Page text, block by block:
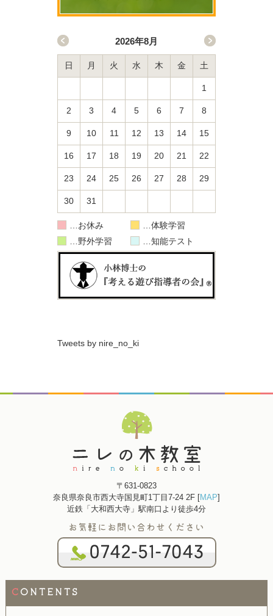
2026年8月
日 月 火 水 木 金 土
1
2 3 4 5 6 7 8
9 10 11 12 13 14 15
16 17 18 19 20 21 22
23 24 25 26 27 28 29
30 31
お休み
体験学習
野外学習
知能テスト
Tweets by nire_no_ki
〒631-0823
奈良県奈良市西大寺国見町1丁目7-24 2F [MAP]
近鉄「大和西大寺」駅南口より徒歩4分
お気軽にお問い合わせください
C ONTENTS